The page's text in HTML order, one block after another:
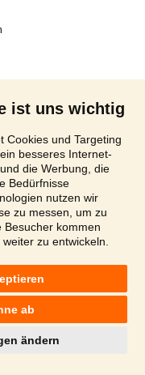
ist uns wichtig
Cookies und Targeting
besseres Internet-
die Werbung, die
Bedürfnisse
nutzen wir
zu messen, um zu
kommen
zu entwickeln.
ab
ändern